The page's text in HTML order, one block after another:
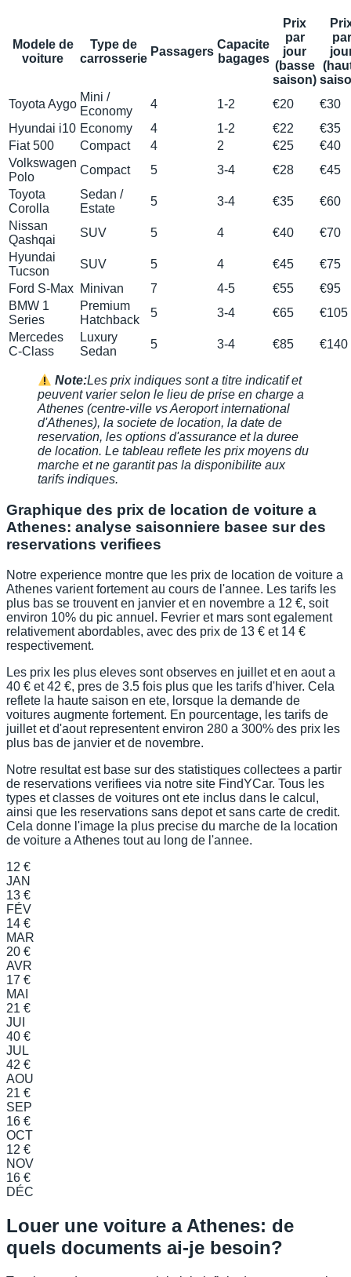
Modele de
voiture
Type de
carrosserie
Passagers
Capacite
bagages
Prix
par
jour
(basse
saison)
par
Toyota Aygo
Mini /
Economy
4 1-2 €20
€30
Hyundai i10 Economy 4 1-2 €22
€35
Fiat 500
Compact 4 2 €25
€40
Volkswagen
Polo
Compact 5 3-4 €28
€45
Toyota
Corolla
Sedan /
Estate
5 3-4 €35
€60
Nissan
Qashqai
SUV 5 4 €40
€70
Hyundai
Tucson
SUV 5 4 €45
€75
Ford S-Max Minivan 7 4-5 €55
€95
BMW 1
Series
Premium
Hatchback
5 3-4 €65
€105
Mercedes
C-Class
Luxury
Sedan
5 3-4 €85 €140
Note:Les prix indiques sont a titre indicatif et
peuvent varier selon le lieu de prise en charge a
Athenes (centre-ville vs Aeroport international
d'Athenes), la societe de location, la date de
reservation, les options d'assurance et la duree
de location. Le tableau reflete les prix moyens du
marche et ne garantit pas la disponibilite aux
tarifs indiques.
Graphique des prix de location de voiture a
Athenes: analyse saisonniere basee sur des
reservations verifiees
Notre experience montre que les prix de location de voiture a
Athenes varient fortement au cours de l'annee. Les tarifs les
plus bas se trouvent en janvier et en novembre a 12 €, soit
environ 10% du pic annuel. Fevrier et mars sont egalement
relativement abordables, avec des prix de 13 € et 14 €
respectivement.
Les prix les plus eleves sont observes en juillet et en aout a
40 € et 42 €, pres de 3.5 fois plus que les tarifs d'hiver. Cela
reflete la haute saison en ete, lorsque la demande de
voitures augmente fortement. En pourcentage, les tarifs de
juillet et d'aout representent environ 280 a 300% des prix les
plus bas de janvier et de novembre.
Notre resultat est base sur des statistiques collectees a partir
de reservations verifiees via notre site FindYCar. Tous les
types et classes de voitures ont ete inclus dans le calcul,
ainsi que les reservations sans depot et sans carte de credit.
Cela donne l'image la plus precise du marche de la location
de voiture a Athenes tout au long de l'annee.
12 €
JAN
13 €
FÉV
14 €
MAR
20 €
AVR
17 €
MAI
21 €
JUI
40 €
JUL
42 €
AOU
21 €
SEP
16 €
OCT
12 €
NOV
16 €
DÉC
Louer une voiture a Athenes: de
quels documents ai-je besoin?